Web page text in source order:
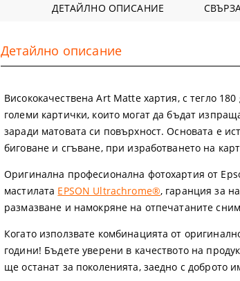
ДЕТАЙЛНО ОПИСАНИЕ
Детайлно описание
Висококачествена Art Matte хартия, с тегло
големи картички, които могат да бъдат
заради матовата си повърхност. Основата е
биговане и сгъване, при изработването на
Оригинална професионална фотохартия от
мастилата EPSON Ultrachrome®, гаранция за
размазване и намокряне на отпечатаните
Когато използвате комбинацията от
години! Бъдете уверени в качеството на
ще останат за поколенията, заедно с доброто